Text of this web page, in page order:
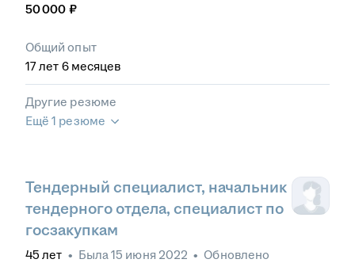
50 000 ₽
Общий опыт
17лет 6 месяцев
Другие резюме
Ещё 1 резюме
Тендерный специалист, начальник
тендерного отдела, специалист по
госзакупкам
45 лет • Была15 июня 2022 • Обновлено